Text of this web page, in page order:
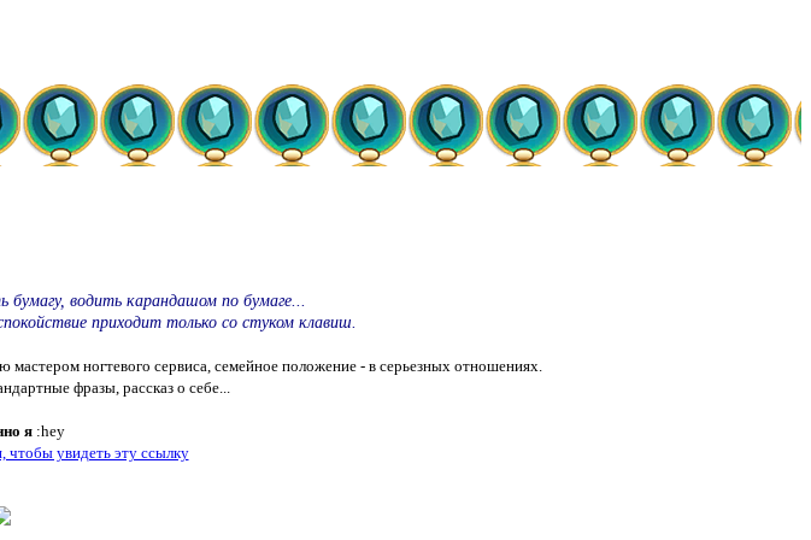
водить карандашом по бумаге...
приходит только со стуком клавиш.
ногтевого сервиса, семейное положение - в серьезных отношениях.
фразы, рассказ о себе...
я :hey
чтобы увидеть эту ссылку